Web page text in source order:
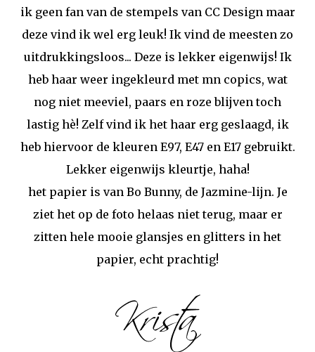
ik geen fan van de stempels van CC Design maar
deze vind ik wel erg leuk! Ik vind de meesten zo
uitdrukkingsloos... Deze is lekker eigenwijs! Ik
heb haar weer ingekleurd met mn copics, wat
nog niet meeviel, paars en roze blijven toch
lastig hè! Zelf vind ik het haar erg geslaagd, ik
heb hiervoor de kleuren E97, E47 en E17 gebruikt.
Lekker eigenwijs kleurtje, haha!
het papier is van Bo Bunny, de Jazmine-lijn. Je
ziet het op de foto helaas niet terug, maar er
zitten hele mooie glansjes en glitters in het
papier, echt prachtig!